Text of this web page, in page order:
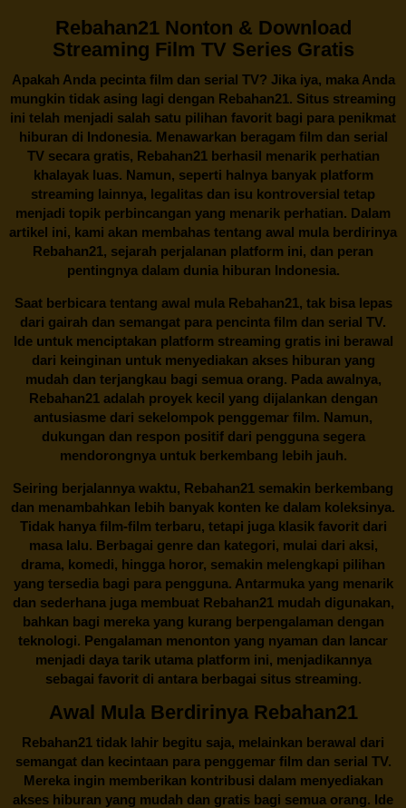
Rebahan21 Nonton & Download
Streaming Film TV Series Gratis
Apakah Anda pecinta film dan serial TV? Jika iya, maka Anda
mungkin tidak asing lagi dengan Rebahan21. Situs streaming
ini telah menjadi salah satu pilihan favorit bagi para penikmat
hiburan di Indonesia. Menawarkan beragam film dan serial
TV secara gratis, Rebahan21berhasil menarik perhatian
khalayak luas. Namun, seperti halnya banyak platform
streaming lainnya, legalitas dan isu kontroversial tetap
menjadi topik perbincangan yang menarik perhatian. Dalam
artikel ini, kami akan membahas tentang awal mula berdirinya
Rebahan21, sejarah perjalanan platform ini, dan peran
pentingnya dalam dunia hiburan Indonesia.
Saat berbicara tentang awal mula Rebahan21, tak bisa lepas
dari gairah dan semangat para pencinta film dan serial TV.
Ide untuk menciptakan platform streaming gratis ini berawal
dari keinginan untuk menyediakan akses hiburan yang
mudah dan terjangkau bagi semua orang. Pada awalnya,
Rebahan21 adalah proyek kecil yang dijalankan dengan
antusiasme dari sekelompok penggemar film. Namun,
dukungan dan respon positif dari pengguna segera
mendorongnya untuk berkembang lebih jauh.
Seiring berjalannya waktu, Rebahan21 semakin berkembang
dan menambahkan lebih banyak konten ke dalam koleksinya.
Tidak hanya film-film terbaru, tetapi juga klasik favorit dari
masa lalu. Berbagai genre dan kategori, mulai dari aksi,
drama, komedi, hingga horor, semakin melengkapi pilihan
yang tersedia bagi para pengguna. Antarmuka yang menarik
dan sederhana juga membuatRebahan21mudah digunakan,
bahkan bagi mereka yang kurang berpengalaman dengan
teknologi. Pengalaman menonton yang nyaman dan lancar
menjadi daya tarik utama platform ini, menjadikannya
sebagai favorit di antara berbagai situs streaming.
Awal Mula Berdirinya Rebahan21
Rebahan21 tidak lahir begitu saja, melainkan berawal dari
semangat dan kecintaan para penggemar film dan serial TV.
Mereka ingin memberikan kontribusi dalam menyediakan
akses hiburan yang mudah dan gratis bagi semua orang. Ide